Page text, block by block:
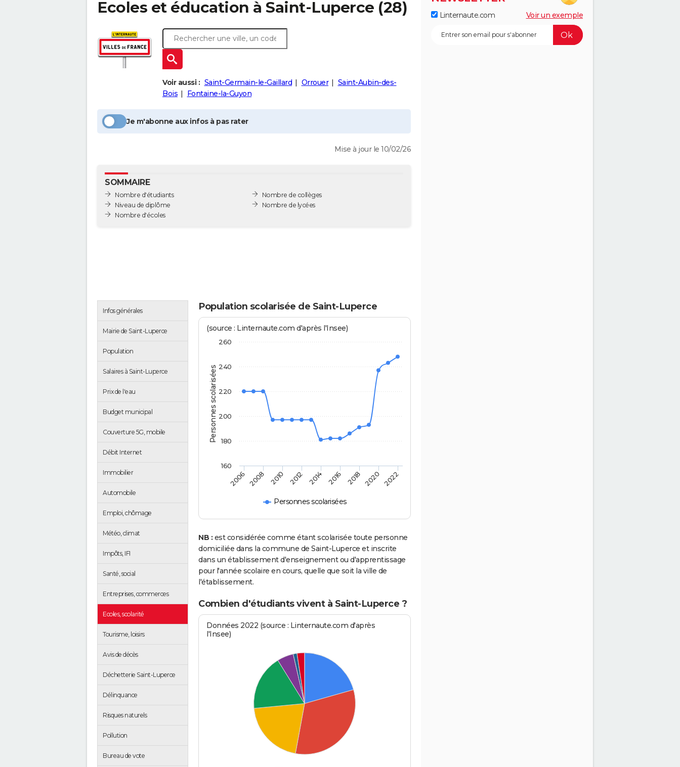
Ecoles et éducation à Saint-Luperce (28)
Voir aussi : Saint-Germain-le-Gaillard Orrouer
Saint-Aubin-des-
Bois
Fontaine-la-Guyon
Je m'abonne aux infos à pas rater
Mise à jour le 10/02/26
SOMMAIRE
Nombre d'étudiants
Niveau de diplôme
Nombre d'écoles
Nombre de collèges
Nombre de lycées
Infos générales
Mairie de Saint-Luperce
Population
Salaires à Saint-Luperce
Prix de l'eau
Budget municipal
Couverture 5G, mobile
Débit Internet
Immobilier
Automobile
Emploi, chômage
Météo, climat
Impôts, IFI
Santé, social
Entreprises, commerces
Ecoles, scolarité
Tourisme, loisirs
Avis de décès
Déchetterie Saint-Luperce
Délinquance
Risques naturels
Pollution
Bureau de vote
Population scolarisée de Saint-Luperce
Personnes scolarisées
(source : Linternaute.com d'après l'Insee)
Personnes scolarisées
2006 2008 2010 2012 2014 2016 2018 2020 2022
160
180
200
220
240
260
NB : est considérée comme étant scolarisée toute personne
domiciliée dans la commune de Saint-Luperce et inscrite
dans un établissement d'enseignement ou d'apprentissage
pour l'année scolaire en cours, quelle que soit la ville de
l'établissement.
Combien d'étudiants vivent à Saint-Luperce ?
Données 2022 (source : Linternaute.com d'après
l'Insee)
Linternaute.com Voir un exemple